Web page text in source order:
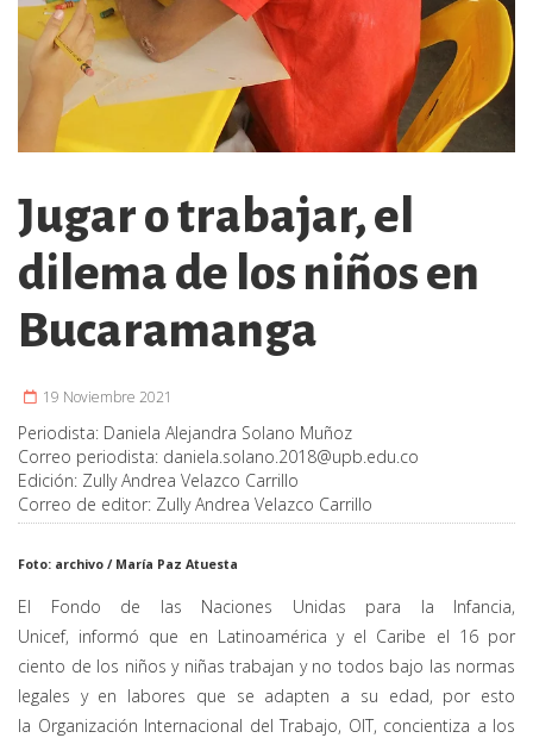
Jugar o trabajar, el
dilema de los niños en
Bucaramanga
19 Noviembre 2021
Periodista: Daniela Alejandra Solano Muñoz
Correo periodista: daniela.solano.2018@upb.edu.co
Edición: Zully Andrea Velazco Carrillo
Correo de editor: Zully Andrea Velazco Carrillo
Foto: archivo / María Paz Atuesta
El Fondo de las Naciones Unidas para la Infancia,
Unicef, informó que en Latinoamérica y el Caribe el 16 por
ciento de los niños y niñas trabajan y no todos bajo las normas
legales y en labores que se adapten a su edad, por esto
la Organización Internacional del Trabajo, OIT, concientiza a los